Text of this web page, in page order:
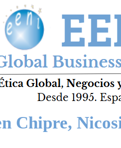
Chipre,